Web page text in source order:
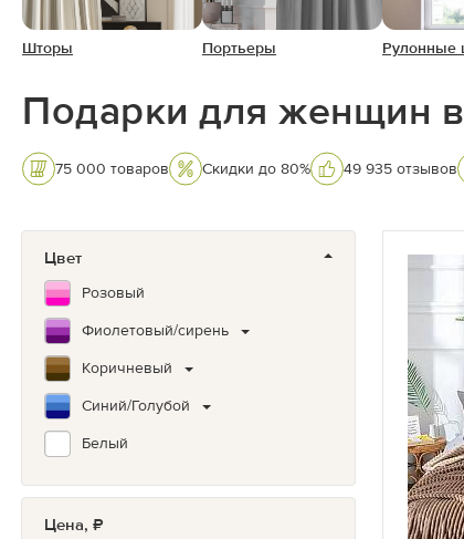
Шторы Портьеры Рулонные
Подарки для женщин
75 000 товаров Скидки до 80% 49 935 отзывов
Цвет
Розовый
Фиолетовый/сирень
Коричневый
Синий/Голубой
Белый
Цена, ₽